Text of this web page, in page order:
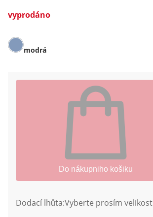
vyprodáno
modrá
Do nákupniho košiku
Dodací lhůta:Vyberte prosím velikost